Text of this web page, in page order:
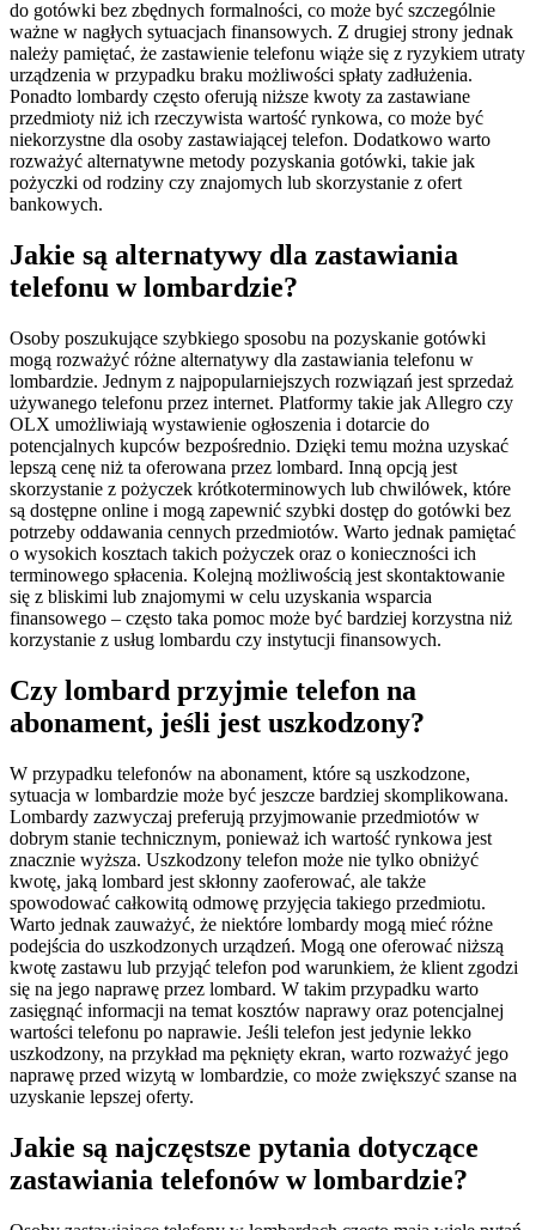
do gotówki bez zbędnych formalności, co może być szczególnie
ważne w nagłych sytuacjach finansowych. Z drugiej strony jednak
należy pamiętać, że zastawienie telefonu wiąże się z ryzykiem utraty
urządzenia w przypadku braku możliwości spłaty zadłużenia.
Ponadto lombardy często oferują niższe kwoty za zastawiane
przedmioty niż ich rzeczywista wartość rynkowa, co może być
niekorzystne dla osoby zastawiającej telefon. Dodatkowo warto
rozważyć alternatywne metody pozyskania gotówki, takie jak
pożyczki od rodziny czy znajomych lub skorzystanie z ofert
bankowych.
Jakie są alternatywy dla zastawiania
telefonu w lombardzie?
Osoby poszukujące szybkiego sposobu na pozyskanie gotówki
mogą rozważyć różne alternatywy dla zastawiania telefonu w
lombardzie. Jednym z najpopularniejszych rozwiązań jest sprzedaż
używanego telefonu przez internet. Platformy takie jak Allegro czy
OLX umożliwiają wystawienie ogłoszenia i dotarcie do
potencjalnych kupców bezpośrednio. Dzięki temu można uzyskać
lepszą cenę niż ta oferowana przez lombard. Inną opcją jest
skorzystanie z pożyczek krótkoterminowych lub chwilówek, które
są dostępne online i mogą zapewnić szybki dostęp do gotówki bez
potrzeby oddawania cennych przedmiotów. Warto jednak pamiętać
o wysokich kosztach takich pożyczek oraz o konieczności ich
terminowego spłacenia. Kolejną możliwością jest skontaktowanie
się z bliskimi lub znajomymi w celu uzyskania wsparcia
finansowego – często taka pomoc może być bardziej korzystna niż
korzystanie z usług lombardu czy instytucji finansowych.
Czy lombard przyjmie telefon na
abonament, jeśli jest uszkodzony?
W przypadku telefonów na abonament, które są uszkodzone,
sytuacja w lombardzie może być jeszcze bardziej skomplikowana.
Lombardy zazwyczaj preferują przyjmowanie przedmiotów w
dobrym stanie technicznym, ponieważ ich wartość rynkowa jest
znacznie wyższa. Uszkodzony telefon może nie tylko obniżyć
kwotę, jaką lombard jest skłonny zaoferować, ale także
spowodować całkowitą odmowę przyjęcia takiego przedmiotu.
Warto jednak zauważyć, że niektóre lombardy mogą mieć różne
podejścia do uszkodzonych urządzeń. Mogą one oferować niższą
kwotę zastawu lub przyjąć telefon pod warunkiem, że klient zgodzi
się na jego naprawę przez lombard. W takim przypadku warto
zasięgnąć informacji na temat kosztów naprawy oraz potencjalnej
wartości telefonu po naprawie. Jeśli telefon jest jedynie lekko
uszkodzony, na przykład ma pęknięty ekran, warto rozważyć jego
naprawę przed wizytą w lombardzie, co może zwiększyć szanse na
uzyskanie lepszej oferty.
Jakie są najczęstsze pytania dotyczące
zastawiania telefonów w lombardzie?